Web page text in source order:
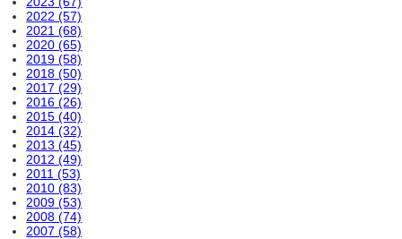
2022 (57)
2021 (68)
2020 (65)
2019 (58)
2018 (50)
2017 (29)
2016 (26)
2015 (40)
2014 (32)
2013 (45)
2012 (49)
2011 (53)
2010 (83)
2009 (53)
2008 (74)
2007 (58)